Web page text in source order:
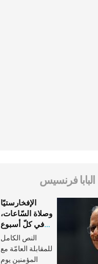
البابا فرنسيس
الإفخارستيّا
وصلاة السّاعات،
في كلّ أسبوع
وكلّ يوم، هما
النَّفَس في حياة
الكنيسة
النص الكامل
للمقابلة العامّة مع
المؤمنين يوم